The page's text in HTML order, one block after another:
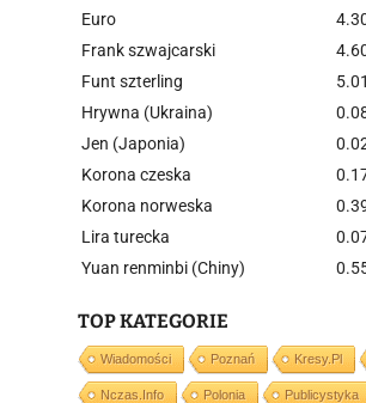
Euro
Frank szwajcarski
Funt szterling
Hrywna (Ukraina)
Jen (Japonia)
Korona czeska
Korona norweska
Lira turecka
Yuan renminbi (Chiny)
TOP KATEGORIE
Wiadomości Poznań Kresy.pl
Nczas.info Polonia Publicystyka